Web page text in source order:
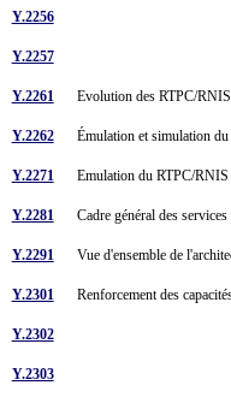
Y.2256
Y.2257
Y.2261 Evolution des RTPC/
Y.2262 Émulation et simulation
Y.2271 Emulation du RTPC/RNIS
Y.2281 Cadre général des
Y.2291 Vue d'ensemble de
Y.2301 Renforcement des
Y.2302
Y.2303